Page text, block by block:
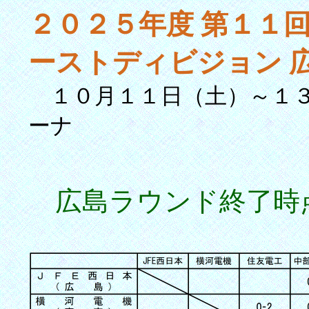
２０２５年度 第１１
ーストディビジョン
１０月１１日（土）～１
ーナ
広島ラウンド終了時